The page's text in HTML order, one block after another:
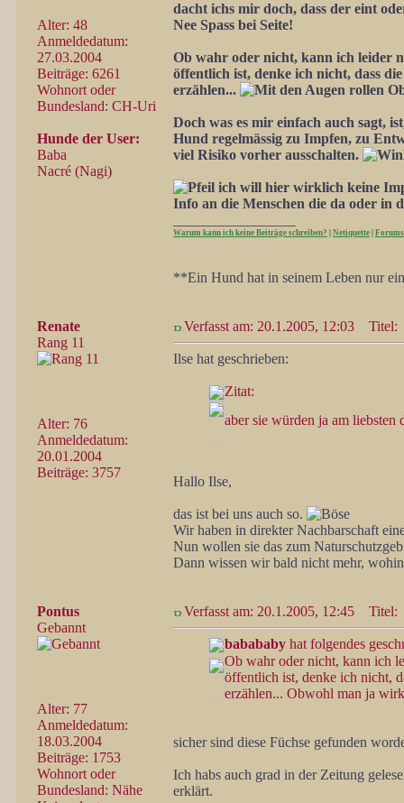
Alter: 48
Anmeldedatum:
27.03.2004
Beiträge: 6261
Wohnort oder
Bundesland: CH-Uri
Hunde der User:
Baba
Nacré (Nagi)
dacht ichs mir doch, dass der eint
Nee Spass bei Seite!
Ob wahr oder nicht, kann ich leider
öffentlich ist, denke ich nicht, dass
erzählen...
Doch was es mir einfach auch sagt,
Hund regelmässig zu Impfen, zu
viel Risiko vorher ausschalten.
ich will hier wirklich keine
Info an die Menschen die da oder in
Warum kann ich keine Beiträge schreiben? Netiquette
**Ein Hund hat in seinem Leben nur
Renate
Rang 11
Alter: 76
Anmeldedatum:
20.01.2004
Beiträge: 3757
Verfasst am: 20.1.2005, 12:03 Titel:
Ilse hat geschrieben:
Zitat:
aber sie würden ja am liebsten
Hallo Ilse,
das ist bei uns auch so.
Wir haben in direkter Nachbarschaft
Nun wollen sie das zum
Dann wissen wir bald nicht mehr,
Pontus
Gebannt
Alter: 77
Anmeldedatum:
18.03.2004
Beiträge: 1753
Wohnort oder
Bundesland: Nähe
Verfasst am: 20.1.2005, 12:45 Titel:
babababyhat folgendes
Ob wahr oder nicht, kann ich
öffentlich ist, denke ich nicht,
erzählen... Obwohl man ja
sicher sind diese Füchse gefunden
Ich habs auch grad in der Zeitung
erklärt.